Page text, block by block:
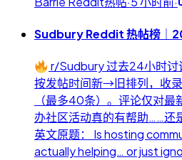
Sudbury Reddit 热帖榜｜
r/Sudbury 过去24小时讨
按发帖时间新→旧排列，收
（最多40条）。评论仅对最
办社区活动真的有帮助……还
英文原题： Is hosting
actually helping… or just